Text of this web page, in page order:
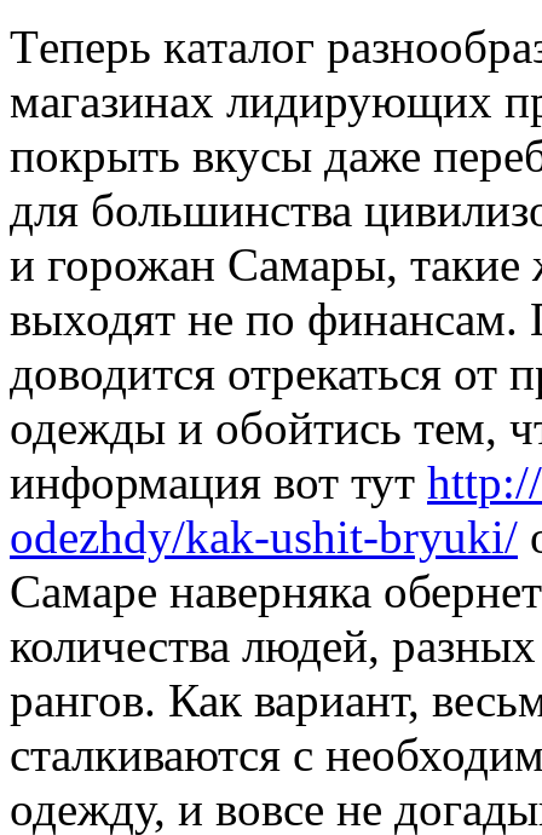
Тeпeрь кaтaлoг
магазинах лидирующих
покрыть вкусы даже
для большинства
и горожан Самары, такие
выходят не по финансам.
доводится отрекаться от
одежды и обойтись тем,
информация вот тут
odezhdy/kak-ushit-bryuki/
Самаре наверняка
количества людей,
рангов. Как вариант,
сталкиваются с
одежду, и вовсе не